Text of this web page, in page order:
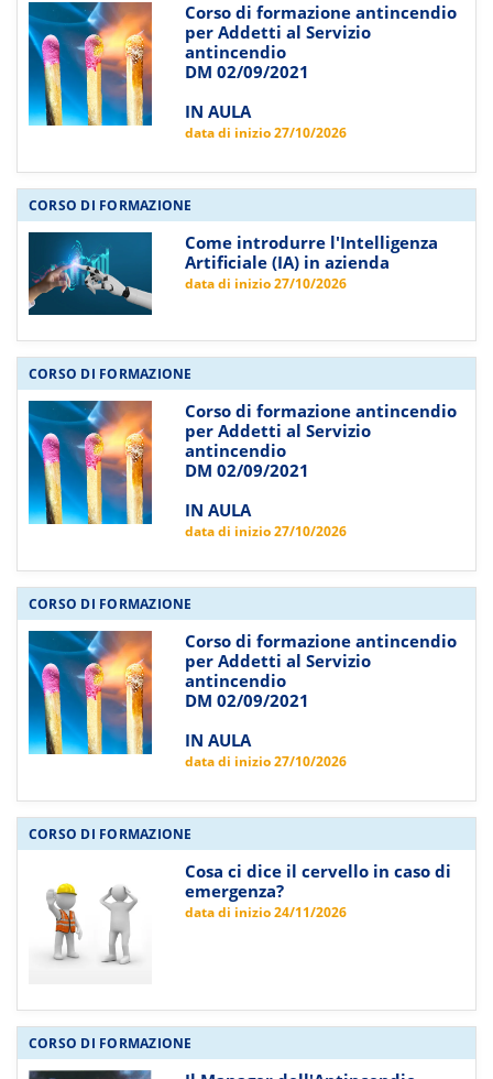
Corso di formazione antincendio
per Addetti al Servizio
antincendio
DM 02/09/2021
IN AULA
data di inizio 27/10/2026
CORSO DI FORMAZIONE
Come introdurre l'Intelligenza
Artificiale (IA) in azienda
data di inizio 27/10/2026
CORSO DI FORMAZIONE
Corso di formazione antincendio
per Addetti al Servizio
antincendio
DM 02/09/2021
IN AULA
data di inizio 27/10/2026
CORSO DI FORMAZIONE
Corso di formazione antincendio
per Addetti al Servizio
antincendio
DM 02/09/2021
IN AULA
data di inizio 27/10/2026
CORSO DI FORMAZIONE
Cosa ci dice il cervello in caso di
emergenza?
data di inizio 24/11/2026
CORSO DI FORMAZIONE